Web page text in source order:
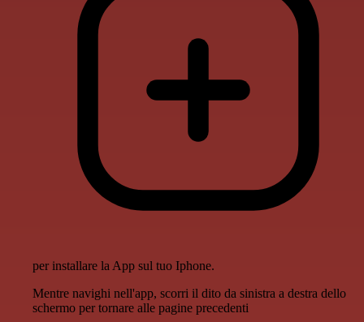
per installare la App sul tuo Iphone.
Mentre navighi nell'app, scorri il dito da sinistra a destra dello
schermo per tornare alle pagine precedenti